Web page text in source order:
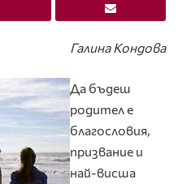
Галина Кондова
Да бъдеш
родител е
благословия,
призвание и
най-висша